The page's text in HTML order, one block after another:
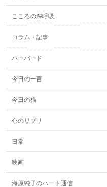
こころの深呼吸
コラム・記事
ハーバード
今日の一言
今日の猫
心のサプリ
日常
映画
海原純子のハート通信